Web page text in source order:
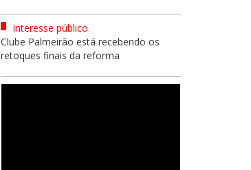
Interesse público
Clube Palmeirão está recebendo os
retoques finais da reforma